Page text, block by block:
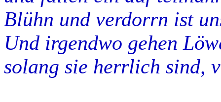
Blühn und verdorrn ist
Und irgendwo gehen
solang sie herrlich sind,